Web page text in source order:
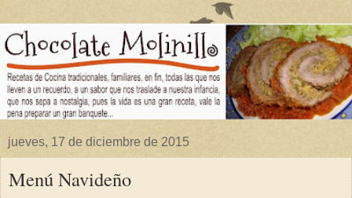
jueves, 17 de diciembre de 2015
Menú Navideño